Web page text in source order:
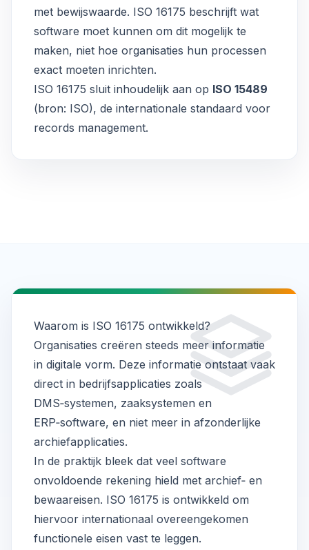
met bewijswaarde. ISO 16175 beschrijft wat
software moet kunnen om dit mogelijk te
maken, niet hoe organisaties hun processen
exact moeten inrichten.
ISO 16175 sluit inhoudelijk aan op ISO 15489
(bron: ISO), de internationale standaard voor
records management.
Waarom is ISO 16175 ontwikkeld?
Organisaties creëren steeds meer informatie
in digitale vorm. Deze informatie ontstaat vaak
direct in bedrijfsapplicaties zoals
DMS‑systemen, zaaksystemen en
ERP‑software, en niet meer in afzonderlijke
archiefapplicaties.
In de praktijk bleek dat veel software
onvoldoende rekening hield met archief‑ en
bewaareisen. ISO 16175 is ontwikkeld om
hiervoor internationaal overeengekomen
functionele eisen vast te leggen.